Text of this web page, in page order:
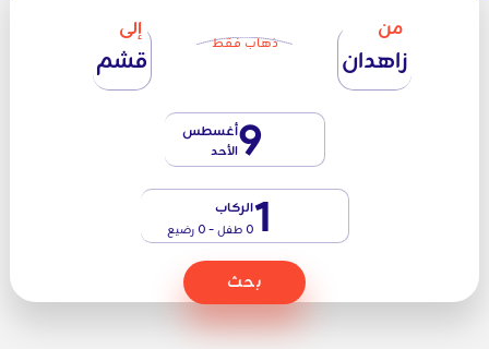
من
زاهدان ذهاب فقط
إلى
قشم
9أغسطس
الأحد
1الركاب
0 طفل - 0 رضيع
بحث